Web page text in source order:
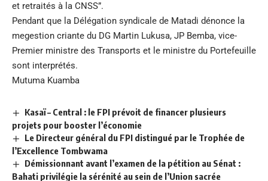
et retraités à la CNSS”.
Pendant que la Délégation syndicale de Matadi dénonce la
megestion criante du DG Martin Lukusa, JP Bemba, vice-
Premier ministre des Transports et le ministre du Portefeuille
sont interprétés.
Mutuma Kuamba
Kasaï – Central : le FPI prévoit de financer plusieurs
projets pour booster l’économie
Le Directeur général du FPI distingué par le Trophée de
l’Excellence Tombwama
Démissionnant avant l’examen de la pétition au Sénat :
Bahati privilégie la sérénité au sein de l’Union sacrée